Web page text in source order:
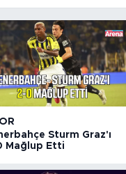
Sturm Graz'ı
Mağlup Etti